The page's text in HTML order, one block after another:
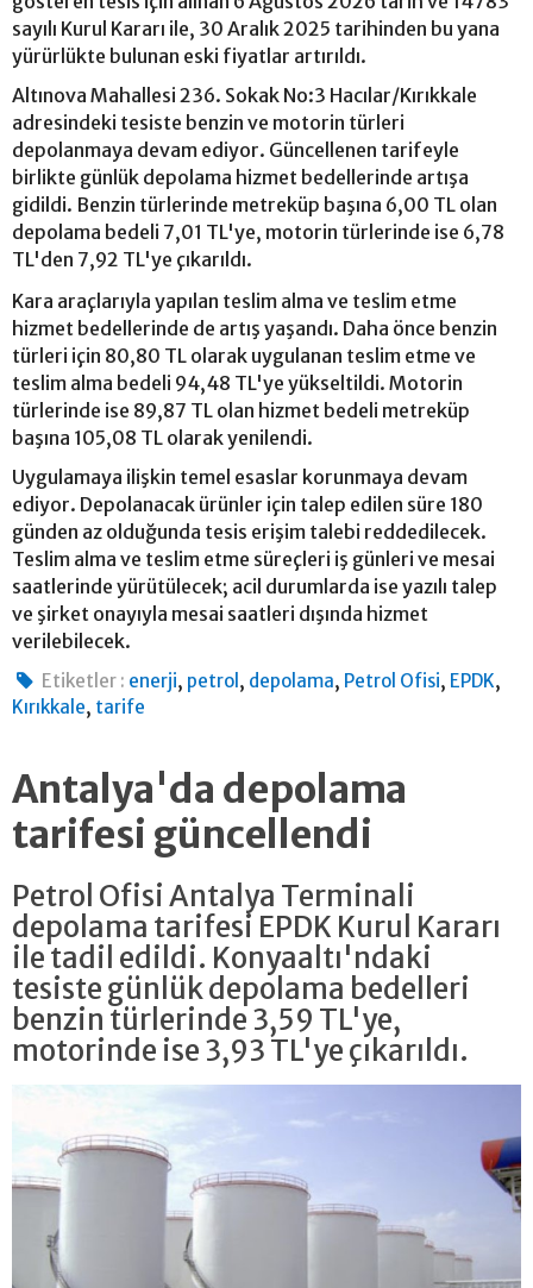
sayılı Kurul Kararı ile, 30 Aralık 2025 tarihinden bu yana
yürürlükte bulunan eski fiyatlar artırıldı.
Altınova Mahallesi 236. Sokak No:3 Hacılar/Kırıkkale
adresindeki tesiste benzin ve motorin türleri
depolanmaya devam ediyor. Güncellenen tarifeyle
birlikte günlük depolama hizmet bedellerinde artışa
gidildi. Benzin türlerinde metreküp başına 6,00 TL olan
depolama bedeli 7,01 TL'ye, motorin türlerinde ise 6,78
TL'den 7,92 TL'ye çıkarıldı.
Kara araçlarıyla yapılan teslim alma ve teslim etme
hizmet bedellerinde de artış yaşandı. Daha önce benzin
türleri için 80,80 TL olarak uygulanan teslim etme ve
teslim alma bedeli 94,48 TL'ye yükseltildi. Motorin
türlerinde ise 89,87 TL olan hizmet bedeli metreküp
başına 105,08 TL olarak yenilendi.
Uygulamaya ilişkin temel esaslar korunmaya devam
ediyor. Depolanacak ürünler için talep edilen süre 180
günden az olduğunda tesis erişim talebi reddedilecek.
Teslim alma ve teslim etme süreçleri iş günleri ve mesai
saatlerinde yürütülecek; acil durumlarda ise yazılı talep
ve şirket onayıyla mesai saatleri dışında hizmet
verilebilecek.
Etiketler : enerji, petrol , depolama, Petrol Ofisi, EPDK,
Kırıkkale, tarife
Antalya'da depolama
tarifesi güncellendi
Petrol Ofisi Antalya Terminali
depolama tarifesi EPDK Kurul Kararı
ile tadil edildi. Konyaaltı'ndaki
tesiste günlük depolama bedelleri
benzin türlerinde 3,59 TL'ye,
motorinde ise 3,93 TL'ye çıkarıldı.